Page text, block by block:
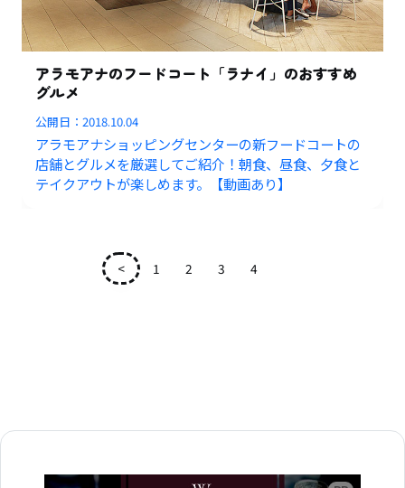
アラモアナのフードコート「ラナイ」のおすすめ
グルメ
公開日：2018.10.04
アラモアナショッピングセンターの新フードコートの
店舗とグルメを厳選してご紹介！朝食、昼食、夕食と
テイクアウトが楽しめます。【動画あり】
< 1 2 3 4